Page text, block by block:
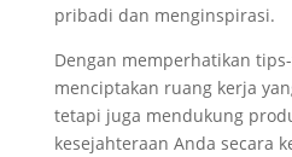
pribadi dan menginspirasi.
Dengan memperhatikan
menciptakan ruang kerja
tetapi juga mendukung
kesejahteraan Anda secara